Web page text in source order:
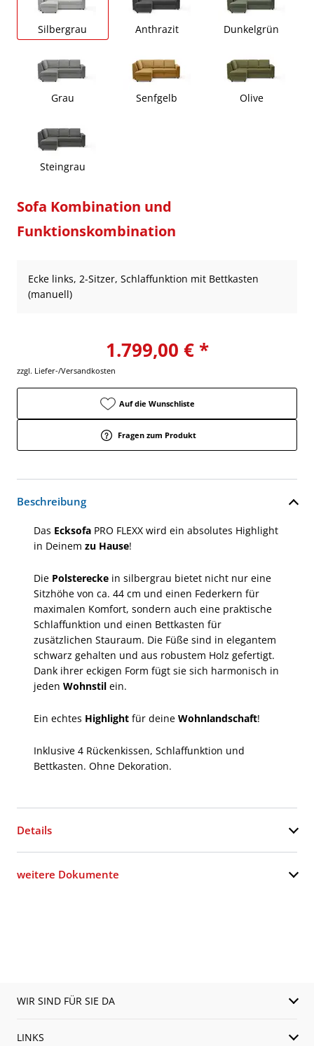
Silbergrau Anthrazit Dunkelgrün
Grau Senfgelb Olive
Steingrau
Sofa Kombination und
Funktionskombination
Ecke links, 2-Sitzer, Schlaffunktion mit Bettkasten
(manuell)
1.799,00 € *
zzgl. Liefer-/Versandkosten
Auf die Wunschliste
Fragen zum Produkt
Beschreibung
Das Ecksofa PRO FLEXX wird ein absolutes Highlight
in Deinem zu Hause!
Die Polsterecke in silbergrau bietet nicht nur eine
Sitzhöhe von ca. 44 cm und einen Federkern für
maximalen Komfort, sondern auch eine praktische
Schlaffunktion und einen Bettkasten für
zusätzlichen Stauraum. Die Füße sind in elegantem
schwarz gehalten und aus robustem Holz gefertigt.
Dank ihrer eckigen Form fügt sie sich harmonisch in
jeden Wohnstil ein.
Ein echtes Highlight für deine Wohnlandschaft!
Inklusive 4 Rückenkissen, Schlaffunktion und
Bettkasten. Ohne Dekoration.
Details
weitere Dokumente
WIR SIND FÜR SIE DA
LINKS